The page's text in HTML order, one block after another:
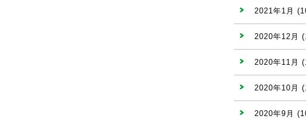
2021年1月
2020年12月
2020年11月
2020年10月
2020年9月